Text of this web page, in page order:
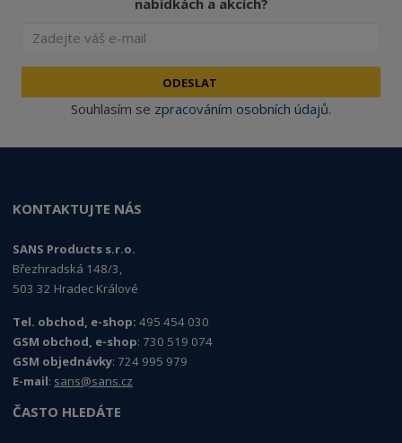
nabídkách a akcích?
ODESLAT
Souhlasím se zpracováním osobních údajů.
KONTAKTUJTE NÁS
SANS Products s.r.o.
Březhradská 148/3,
503 32 Hradec Králové
Tel. obchod, e-shop: 495 454 030
GSM obchod, e-shop: 730 519 074
GSM objednávky: 724 995 979
E-mail: sans@sans.cz
ČASTO HLEDÁTE